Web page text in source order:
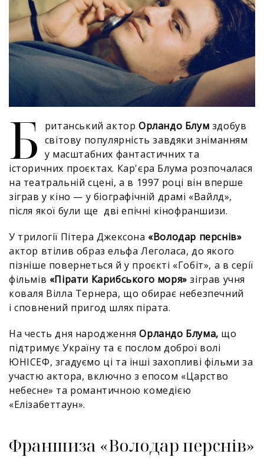
Б ританський актор Орландо Блум здобув
світову популярність завдяки зніманням
у масштабних фантастичних та
історичних проєктах. Кар'єра Блума розпочалася
на театральній сцені, а в 1997 році він вперше
зіграв у кіно — у біографічній драмі «Вайлд»,
після якої були ще дві епічні кінофраншизи.
У трилогії Пітера Джексона «Володар перснів»
актор втілив образ ельфа Леголаса, до якого
пізніше повернеться й у проєкті «Гобіт», а в серії
фільмів «Пірати Карибського моря» зіграв учня
коваля Вілла Тернера, що обирає небезпечний
і сповнений пригод шлях пірата.
На честь дня народженняОрландо Блума, що
підтримує Україну та є послом доброї волі
ЮНІСЕФ, згадуємо ці та інші захопливі фільми за
участю актора, включно з епосом «Царство
небесне» та романтичною комедією
«Елізабеттаун».
Франшиза «Володар перснів»